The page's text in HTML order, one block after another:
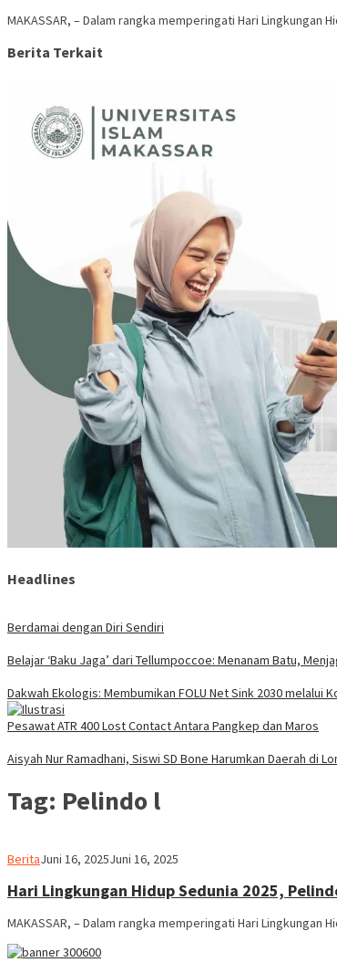
MAKASSAR, – Dalam rangka memperingati Hari Lingkungan
Berita Terkait
Headlines
Berdamai dengan Diri Sendiri
Belajar ‘Baku Jaga’ dari Tellumpoccoe: Menanam Batu,
Dakwah Ekologis: Membumikan FOLU Net Sink 2030 melalui
Pesawat ATR 400 Lost Contact Antara Pangkep dan Maros
Aisyah Nur Ramadhani, Siswi SD Bone Harumkan Daerah di
Tag: Pelindo l
Berita Ilham
Juni 16, 2025Juni 16, 2025
Hari Lingkungan Hidup Sedunia 2025,
MAKASSAR, – Dalam rangka memperingati Hari Lingkungan